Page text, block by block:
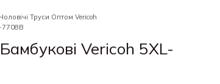
Чоловічі Труси Оптом Vericoh
7708B
Vericoh 5XL-